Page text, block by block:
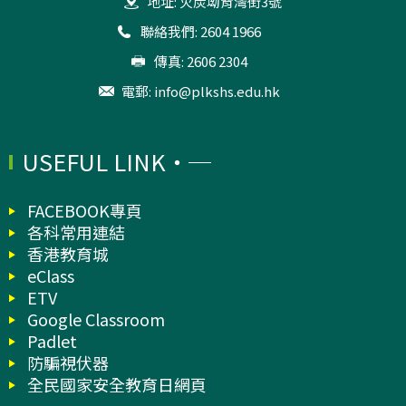
聯絡我們: 2604 1966
傳真: 2606 2304
電郵: info@plkshs.edu.hk
USEFUL LINK
FACEBOOK專頁
各科常用連結
香港教育城
eClass
ETV
Google Classroom
Padlet
防騙視伏器
全民國家安全教育日網頁